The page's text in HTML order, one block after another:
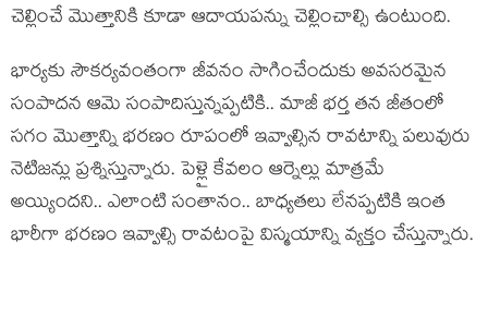
చెల్లించే మొత్తానికి కూడా ఆదాయపన్ను చెల్లించాల్సి ఉంటుంది.
భార్యకు సౌకర్యవంతంగా జీవనం సాగించేందుకు అవసరమైన
సంపాదన ఆమె సంపాదిస్తున్నప్పటికి.. మాజీ భర్త తన జీతంలో
సగం మొత్తాన్ని భరణం రూపంలో ఇవ్వాల్సిన రావటాన్ని పలువురు
నెటిజన్లు ప్రశ్నిస్తున్నారు. పెళ్లై కేవలం ఆర్నెల్లు మాత్రమే
అయ్యిందని.. ఎలాంటి సంతానం.. బాధ్యతలు లేనప్పటికి ఇంత
భారీగా భరణం ఇవ్వాల్సి రావటంపై విస్మయాన్ని వ్యక్తం చేస్తున్నారు.